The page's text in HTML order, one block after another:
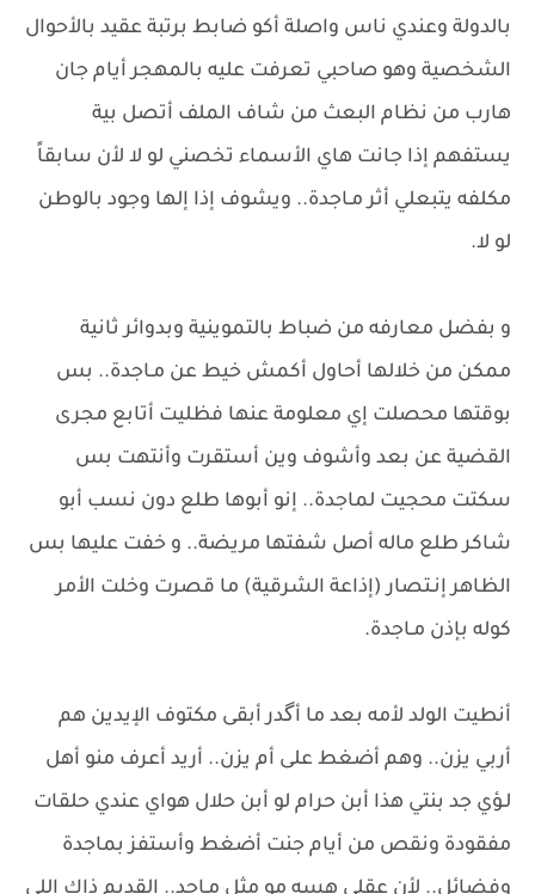
بالدولة وعندي ناس واصلة أكو ضابط برتبة عقيد بالأحوال
الشخصية وهو صاحبي تعرفت عليه بالمهجر أيام جان
هارب من نظام البعث من شاف الملف أتصل بية
يستفهم إذا جانت هاي الأسماء تخصني لو لا لأن سابقاً
مكلفه يتبعلي أثر مـاجدة.. ويشوف إذا إلها وجود بالوطن
لو لا.
​و بفضل معارفه من ضباط بالتموينية وبدوائر ثانية
ممكن من خلالها أحاول أكمش خيط عن مـاجدة.. بس
بوقتها محصلت إي معلومة عنها فظليت أتابع مجرى
القضية عن بعد وأشوف وين أستقرت وأنتهت بس
سكتت محجيت لماجدة.. إنو أبوها طلع دون نسب أبو
شاكر طلع ماله أصل شفتها مريضة.. و خفت عليها بس
الظاهر إنـتصار (إذاعة الشرقية) ما قصرت وخلت الأمر
كوله بإذن مـاجدة.
​أنطيت الولد لأمه بعد ما أگدر أبقى مكتوف الإيدين هم
أربي يزن.. وهم أضغط على أم يزن.. أريد أعرف منو أهل
لـؤي جد بنتي هذا أبن حرام لو أبن حلال ​هواي عندي حلقات
مفقودة ونقص من أيام جنت أضغط وأستفز بماجدة
وفضائل.. لأن عقلي هسه مو مثل مـاجد.. القديم ذاك اللي